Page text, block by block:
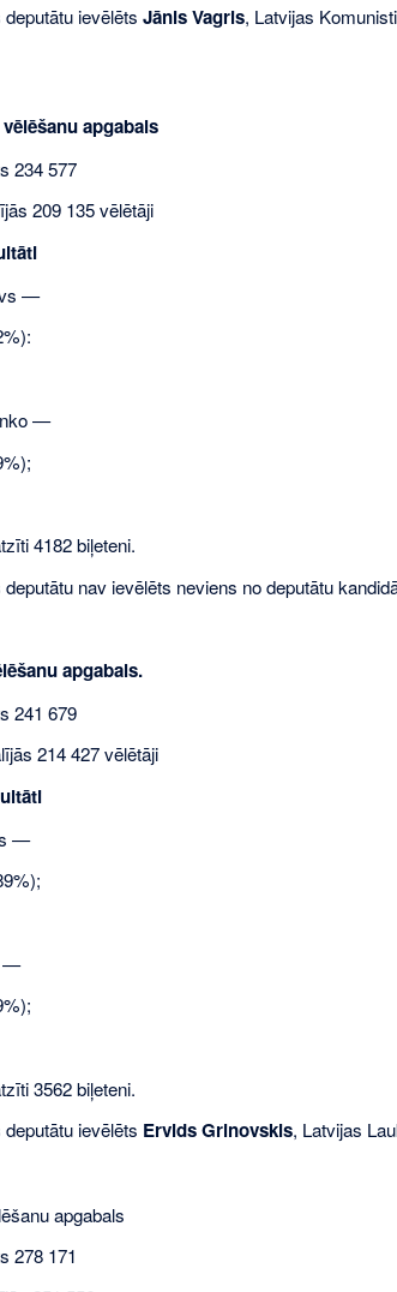
ievēlēts Jānis Vagris, Latvijas
apgabals
234 577
209 135 vēlētāji
—
—
4182 biļeteni.
nav ievēlēts neviens no deputātu
apgabals.
241 679
214 427 vēlētāji
—
—
3562 biļeteni.
ievēlēts Ervids Grinovskis, Latvijas
apgabals
278 171